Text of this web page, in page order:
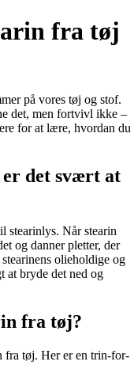
fra tøj
på vores tøj og stof.
det, men fortvivl ikke –
for at lære, hvordan du
det svært at
stearinlys. Når stearin
og danner pletter, der
olieholdige og
at bryde det ned og
fra tøj?
fra tøj. Her er en trin-for-